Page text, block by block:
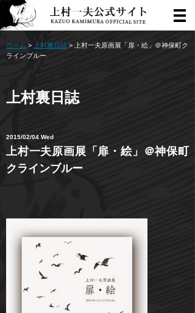
ホーム > 上村裏日誌 > 上村一夫原画展「扉・絵」＠神保町ク
ラインブルー
上村裏日誌
2015/02/04 Wed
上村一夫原画展「扉・絵」＠神保町
クラインブルー